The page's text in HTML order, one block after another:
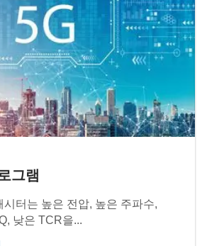
그램
시터는 높은 전압, 높은 주파수,
낮은 TCR을...